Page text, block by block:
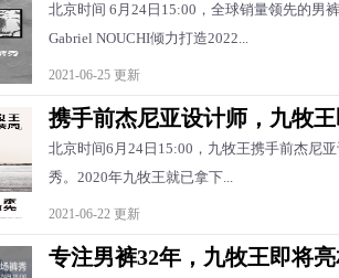
北京时间 6月24日15:00，全球销量领先的男
Gabriel NOUCHI倾力打造2022...
2021-06-25 更新
携手前杰尼亚设计师，九牧
北京时间6月24日15:00，九牧王携手前杰尼
秀。2020年九牧王就已拿下...
2021-06-22 更新
专注男裤32年，九牧王即将